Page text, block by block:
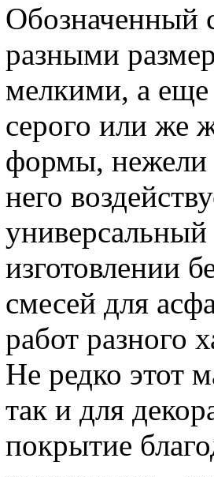
Обозначенный
разными
мелкими, а еще
серого или же
формы, нежели
него
изготовлении
смесей для
работ разного
Не редко этот
так и для
покрытие